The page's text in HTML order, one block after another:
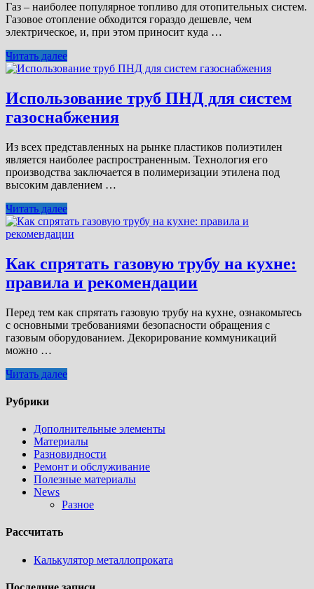
Газ – наиболее популярное топливо для отопительных систем.
Газовое отопление обходится гораздо дешевле, чем
электрическое, и, при этом приносит куда …
Читать далее
Использование труб ПНД для систем
газоснабжения
Из всех представленных на рынке пластиков полиэтилен
является наиболее распространенным. Технология его
производства заключается в полимеризации этилена под
высоким давлением …
Читать далее
Как спрятать газовую трубу на кухне:
правила и рекомендации
Перед тем как спрятать газовую трубу на кухне, ознакомьтесь
с основными требованиями безопасности обращения с
газовым оборудованием. Декорирование коммуникаций
можно …
Читать далее
Рубрики
Дополнительные элементы
Материалы
Разновидности
Ремонт и обслуживание
Полезные материалы
News
Разное
Рассчитать
Калькулятор металлопроката